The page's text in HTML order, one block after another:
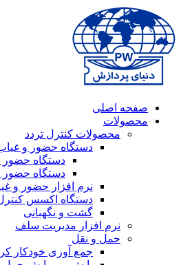
صفحه اصلی
محصولات
محصولات کنترل تردد
دستگاه حضور و
دستگاه
دستگاه حضور
نرم افزار حضور و
دستگاه اکسس
گشت و نگهبانی
نرم افزار مدیریت سلف
حمل و نقل
جمع آوری خودکار